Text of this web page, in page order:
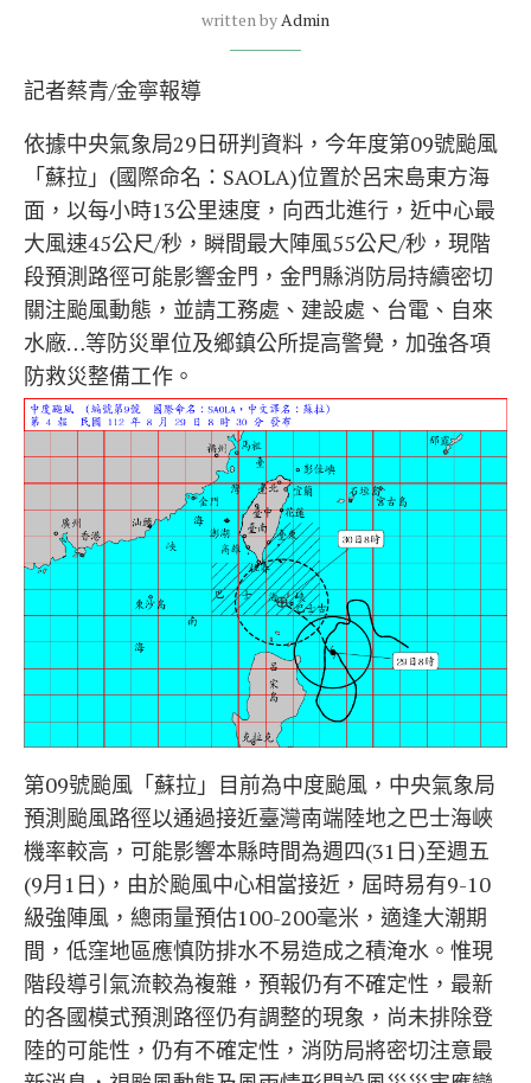
written byAdmin
記者蔡青/金寧報導
依據中央氣象局29日研判資料，今年度第09號颱風
「蘇拉」(國際命名：SAOLA)位置於呂宋島東方海
面，以每小時13公里速度，向西北進行，近中心最
大風速45公尺/秒，瞬間最大陣風55公尺/秒，現階
段預測路徑可能影響金門，金門縣消防局持續密切
關注颱風動態，並請工務處、建設處、台電、自來
水廠…等防災單位及鄉鎮公所提高警覺，加強各項
防救災整備工作。
第09號颱風「蘇拉」目前為中度颱風，中央氣象局
預測颱風路徑以通過接近臺灣南端陸地之巴士海峽
機率較高，可能影響本縣時間為週四(31日)至週五
(9月1日)，由於颱風中心相當接近，屆時易有9-10
級強陣風，總雨量預估100-200毫米，適逢大潮期
間，低窪地區應慎防排水不易造成之積淹水。惟現
階段導引氣流較為複雜，預報仍有不確定性，最新
的各國模式預測路徑仍有調整的現象，尚未排除登
陸的可能性，仍有不確定性，消防局將密切注意最